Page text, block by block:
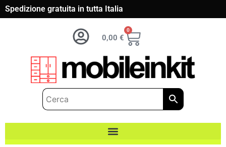
Spedizione gratuita in tutta Italia
0,00 €
0